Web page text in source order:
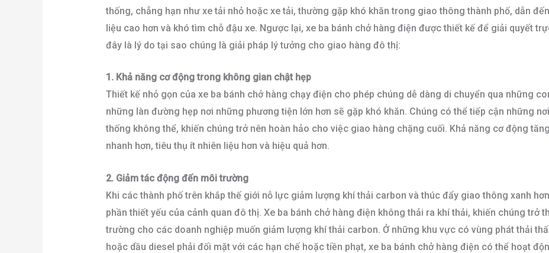
thống, chẳng hạn như xe tải nhỏ hoặc xe tải, thường gặp khó khăn trong giao thông thành phố, dẫn
liệu cao hơn và khó tìm chỗ đậu xe. Ngược lại, xe ba bánh chở hàng điện được thiết kế để giải quyết
đây là lý do tại sao chúng là giải pháp lý tưởng cho giao hàng đô thị:
1. Khả năng cơ động trong không gian chật hẹp
Thiết kế nhỏ gọn của xe ba bánh chở hàng chạy điện cho phép chúng dễ dàng di chuyển qua những
những làn đường hẹp nơi những phương tiện lớn hơn sẽ gặp khó khăn. Chúng có thể tiếp cận những
thống không thể, khiến chúng trở nên hoàn hảo cho việc giao hàng chặng cuối. Khả năng cơ động
nhanh hơn, tiêu thụ ít nhiên liệu hơn và hiệu quả hơn.
2. Giảm tác động đến môi trường
Khi các thành phố trên khắp thế giới nỗ lực giảm lượng khí thải carbon và thúc đẩy giao thông xanh
phần thiết yếu của cảnh quan đô thị. Xe ba bánh chở hàng điện không thải ra khí thải, khiến chúng trở
trường cho các doanh nghiệp muốn giảm lượng khí thải carbon. Ở những khu vực có vùng phát thải
hoặc dầu diesel phải đối mặt với các hạn chế hoặc tiền phạt, xe ba bánh chở hàng điện có thể hoạt